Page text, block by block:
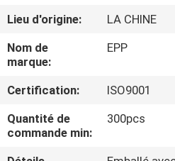
PROPOS
DE
NOUS
VISITE
DE
Lieu d'origine:
LA CHINE
Nom de
marque:
EPP
Certification:
ISO9001
Quantité de
commande min:
300pcs